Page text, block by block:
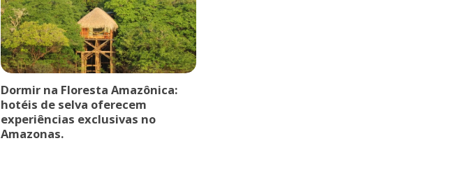
Dormir na Floresta Amazônica:
hotéis de selva oferecem
experiências exclusivas no
Amazonas.